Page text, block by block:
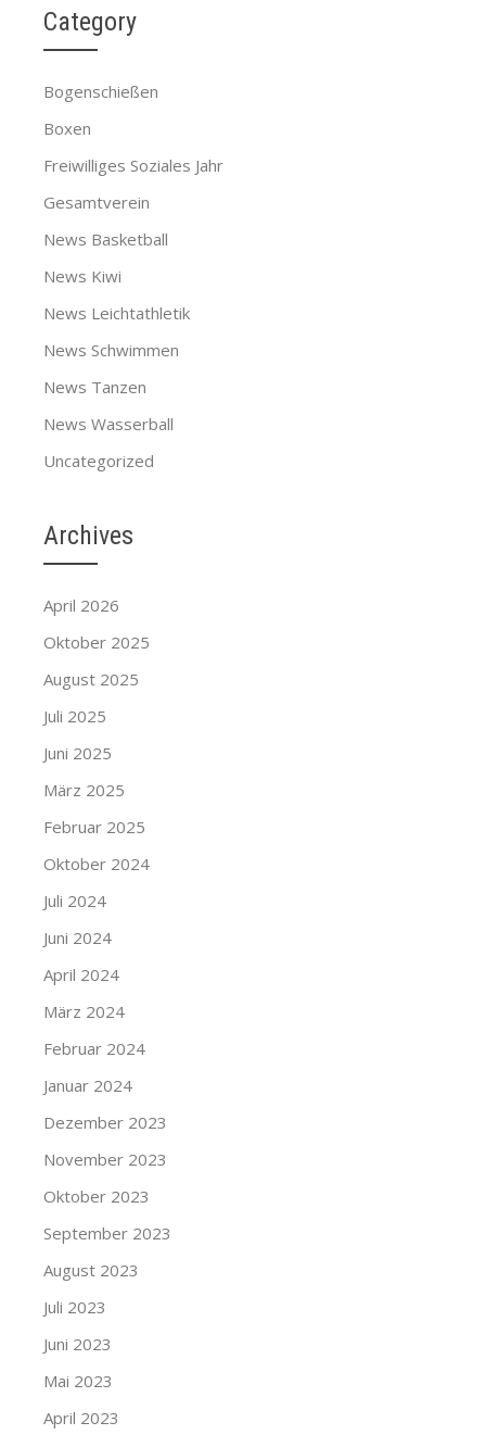
Category
Bogenschießen
Boxen
Freiwilliges Soziales Jahr
Gesamtverein
News Basketball
News Kiwi
News Leichtathletik
News Schwimmen
News Tanzen
News Wasserball
Uncategorized
Archives
April 2026
Oktober 2025
August 2025
Juli 2025
Juni 2025
März 2025
Februar 2025
Oktober 2024
Juli 2024
Juni 2024
April 2024
März 2024
Februar 2024
Januar 2024
Dezember 2023
November 2023
Oktober 2023
September 2023
August 2023
Juli 2023
Juni 2023
Mai 2023
April 2023